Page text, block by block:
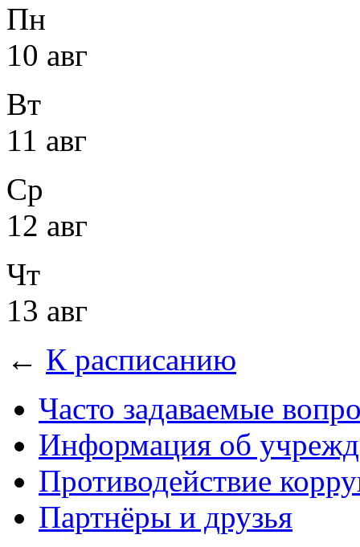
Пн
10 авг
Вт
11 авг
Ср
12 авг
Чт
13 авг
← К расписанию
Часто задаваемые
Информация об
Противодействие
Партнёры и друзья